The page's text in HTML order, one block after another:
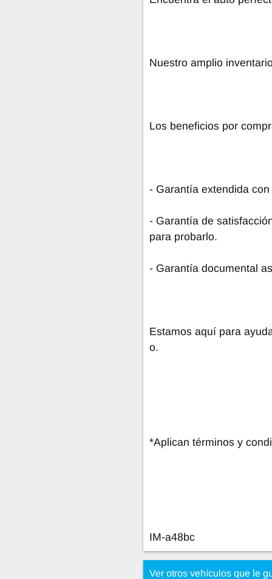
Nuestro amplio
Los beneficios por
- Garantía extendida
- Garantía de
para probarlo.
- Garantía documental
Estamos aquí para
o.
*Aplican términos y
IM-a48bc
Ver otros vehículos que le